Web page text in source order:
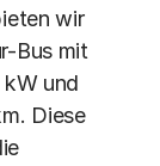
wir
Bus mit
und
Diese